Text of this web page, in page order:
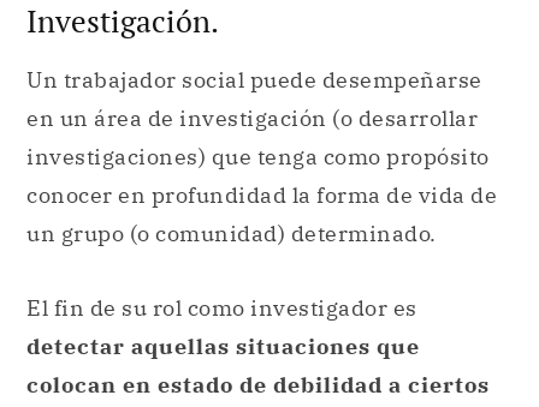
Investigación.
Un trabajador social puede desempeñarse
en un área de investigación (o desarrollar
investigaciones) que tenga como propósito
conocer en profundidad la forma de vida de
un grupo (o comunidad) determinado.
El fin de su rol como investigador es
detectar aquellas situaciones que
colocan en estado de debilidad a ciertos